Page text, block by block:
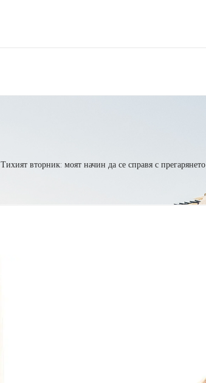
Тихият вторник: моят начин да се справя с прегарянето